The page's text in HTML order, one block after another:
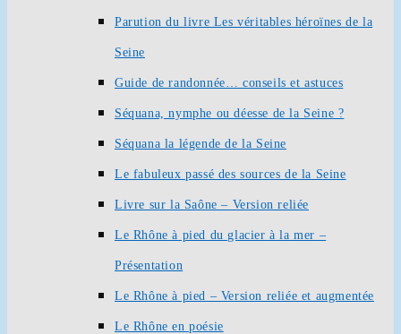
Parution du livre Les véritables héroïnes de la
Seine
Guide de randonnée… conseils et astuces
Séquana, nymphe ou déesse de la Seine ?
Séquana la légende de la Seine
Le fabuleux passé des sources de la Seine
Livre sur la Saône – Version reliée
Le Rhône à pied du glacier à la mer –
Présentation
Le Rhône à pied – Version reliée et augmentée
Le Rhône en poésie